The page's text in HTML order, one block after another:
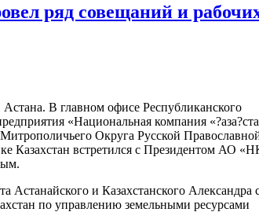
ряд совещаний и
Астана. В главном офисе Республиканского
«Национальная компания
Округа Русской
Казахстан встретился с Президентом АО
Астанайского и Казахстанского Александра
по управлению земельными ресурсами